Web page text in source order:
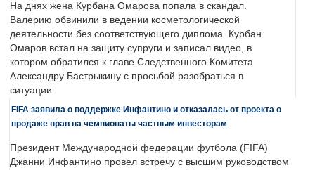
На днях жена Курбана Омарова попала в скандал.
Валерию обвинили в ведении косметологической
деятельности без соответствующего диплома. Курбан
Омаров встал на защиту супруги и записал видео, в
котором обратился к главе Следственного Комитета
Александру Бастрыкину с просьбой разобраться в
ситуации.
FIFA заявила о поддержке Инфантино и отказалась от проекта о
продаже прав на чемпионаты частным инвесторам
Президент Международной федерации футбола (FIFA)
Джанни Инфантино провел встречу с высшим руководством